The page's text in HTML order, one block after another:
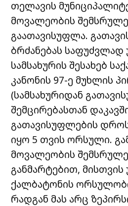
თელავის
მოვალეობის
გაათავისუფლა.
ბრძანებას საფუძვლად
სამსახურის შესახებ
კანონის 97-ე მუხლის
(სამსახურიდან
შემცირებასთან
გათავისუფლების
იყო 5 თვის ორსული.
მოვალეობის
განმარტებით, მისთვის
ქალბატონის
რადგან მას არც